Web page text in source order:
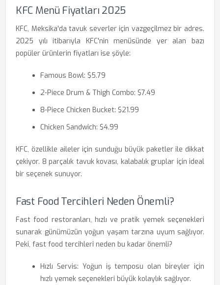
KFC Menü Fiyatları 2025
KFC, Meksika'da tavuk severler için vazgeçilmez bir adres.
2025 yılı itibarıyla KFC'nin menüsünde yer alan bazı
popüler ürünlerin fiyatları ise şöyle:
Famous Bowl: $5.79
2-Piece Drum & Thigh Combo: $7.49
8-Piece Chicken Bucket: $21.99
Chicken Sandwich: $4.99
KFC, özellikle aileler için sunduğu büyük paketler ile dikkat
çekiyor. 8 parçalık tavuk kovası, kalabalık gruplar için ideal
bir seçenek sunuyor.
Fast Food Tercihleri Neden Önemli?
Fast food restoranları, hızlı ve pratik yemek seçenekleri
sunarak günümüzün yoğun yaşam tarzına uyum sağlıyor.
Peki, fast food tercihleri neden bu kadar önemli?
Hızlı Servis: Yoğun iş temposu olan bireyler için
hızlı yemek seçenekleri büyük kolaylık sağlıyor.